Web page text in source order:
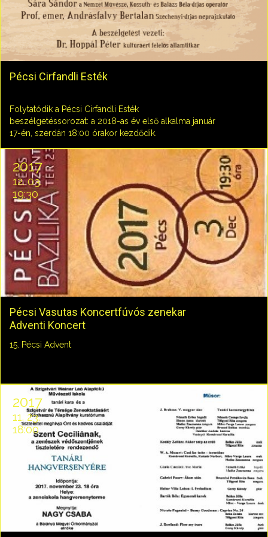
Pécsi Cirfandli Esték
Folytatódik a Pécsi Cirfandli Esték
beszélgetéssorozat: a 2018-as év első alkalma január
17-én, szerdán 18:00 órakor kezdődik.
Pécsi Vasutas Koncertfúvós zenekar
Adventi Koncert
2017
12. 03.
19:30
15. Pécsi Advent
2017
11. 23.
18:00